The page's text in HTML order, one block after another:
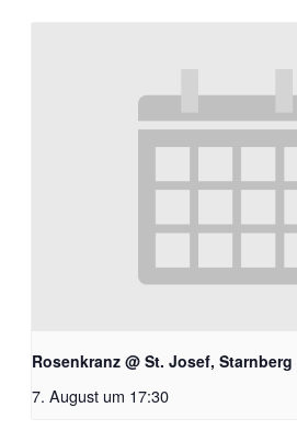
Rosenkranz @ St. Josef, Starnberg
7. August um 17:30